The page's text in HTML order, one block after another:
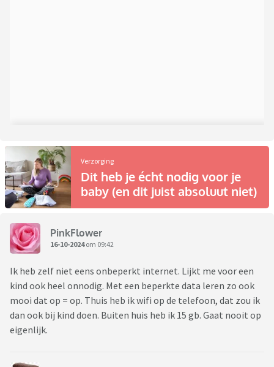
Verzorging
Dit heb je écht nodig voor je
baby (en dit juist absoluut niet)
PinkFlower
16-10-2024om 09:42
Ik heb zelf niet eens onbeperkt internet. Lijkt me voor een
kind ook heel onnodig. Met een beperkte data leren zo ook
mooi dat op = op. Thuis heb ik wifi op de telefoon, dat zou ik
dan ook bij kind doen. Buiten huis heb ik 15 gb. Gaat nooit op
eigenlijk.